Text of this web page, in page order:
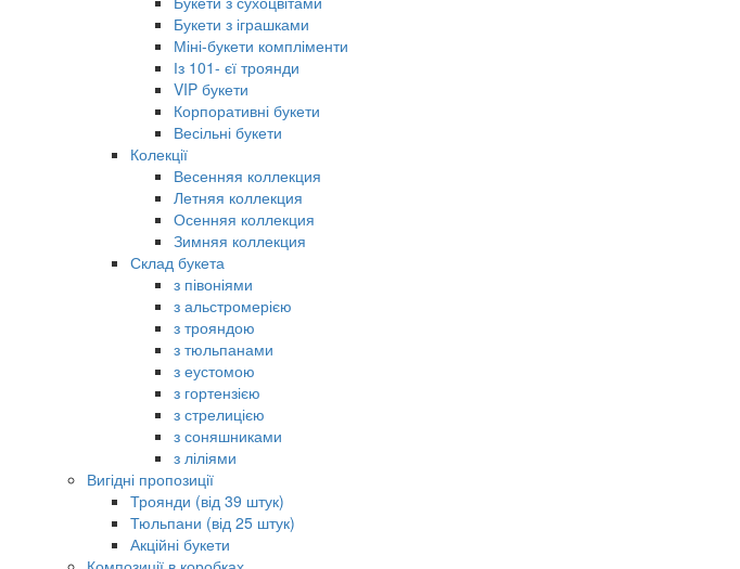
Букети з іграшками
Міні-букети компліменти
Із 101- єї троянди
VIP букети
Корпоративні букети
Весільні букети
Колекції
Весенняя коллекция
Летняя коллекция
Осенняя коллекция
Зимняя коллекция
Склад букета
з півоніями
з альстромерією
з трояндою
з тюльпанами
з еустомою
з гортензією
з стрелицією
з соняшниками
з ліліями
Вигідні пропозиції
Троянди (від 39 штук)
Тюльпани (від 25 штук)
Акційні букети